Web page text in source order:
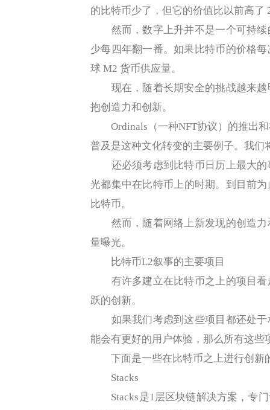
的比特币少了，但它的价值比以前高了
然而，数字上升并不是一个可持续
少每四年翻一番。如果比特币的价格
球 M2 货币供应量。
现在，随着长期安全的挑战越来越
抱创造力和创新。
Ordinals（一种NFT协议）的推出和
普及是这种文化转变的主要例子。我
还必须考虑到比特币日历上最大的
光都集中在比特币上的时期。到目前
比特币。
然而，随着网络上新发现的创造力
量曝光。
比特币L2叙事的主要项目
有许多建立在比特币之上的项目看
跃的创新。
如果我们考虑到这些项目都还处于
能会有更好的用户体验，那么所有这些
下面是一些在比特币之上进行创新
Stacks
Stacks是1层区块链解决方案，专门